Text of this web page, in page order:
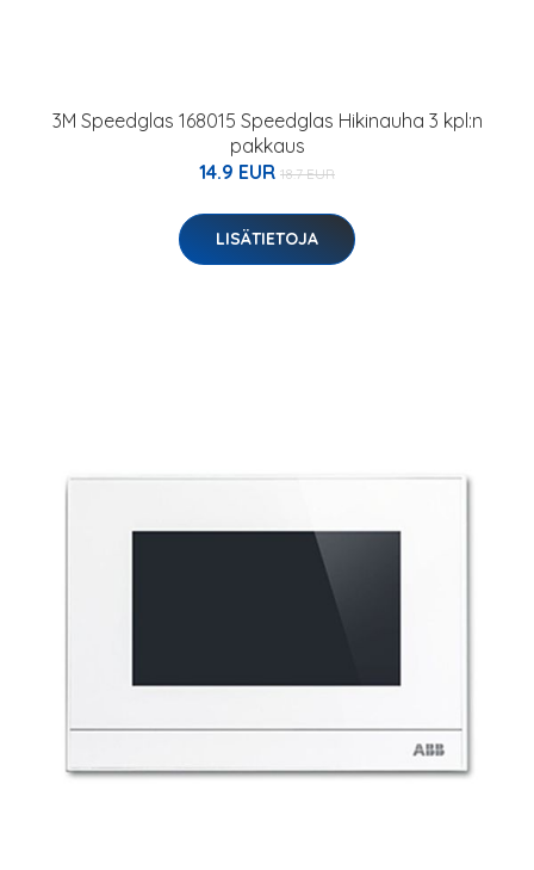
3M Speedglas 168015 Speedglas Hikinauha 3 kpl:n
pakkaus
14.9 EUR 18.7 EUR
LISÄTIETOJA